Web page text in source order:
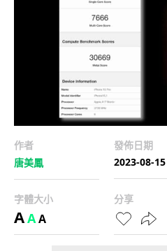
作者
唐美鳳
發佈日期
2023-08-15
字體大小
AAA
分享